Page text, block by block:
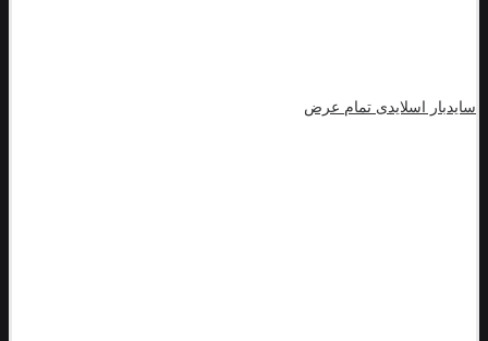
سایدبار اسلایدی تمام عرض